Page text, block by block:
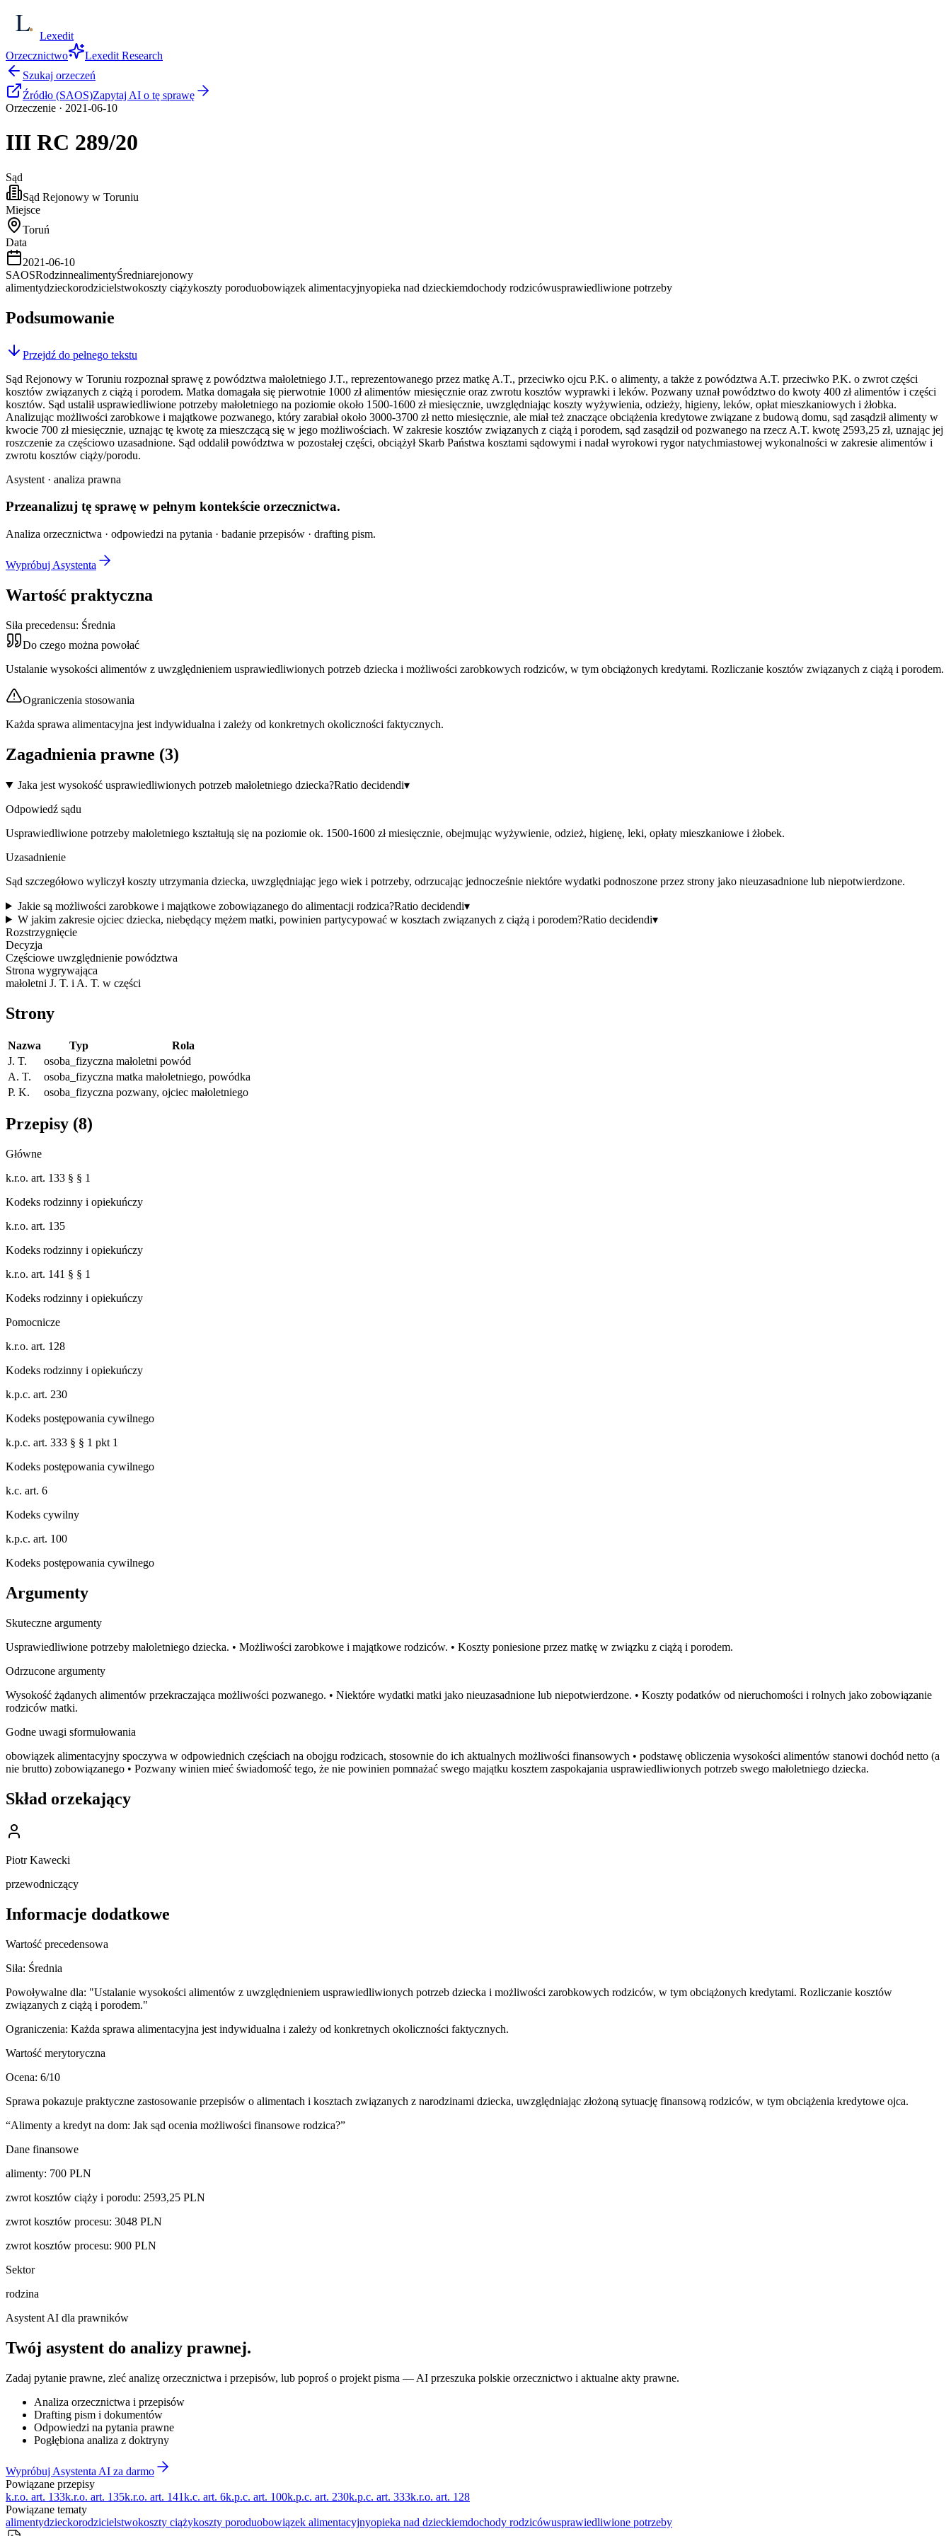
Lexedit
Orzecznictwo
Lexedit Research
Szukaj orzeczeń
Źródło (SAOS)Zapytaj AI o tę sprawę
Orzeczenie · 2021-06-10
III RC 289/20
Sąd
Sąd Rejonowy w Toruniu
Miejsce
Toruń
Data
2021-06-10
SAOSRodzinnealimentyŚredniarejonowy
alimentydzieckorodzicielstwokoszty ciążykoszty poroduobowiązek alimentacyjnyopieka nad dzieckiemdochody rodzicówusprawiedliwione potrzeby
Podsumowanie
Przejdź do pełnego tekstu
Sąd Rejonowy w Toruniu rozpoznał sprawę z powództwa małoletniego J.T., reprezentowanego przez matkę A.T., przeciwko ojcu P.K. o alimenty, a także z powództwa A.T. przeciwko P.K. o zwrot części
kosztów związanych z ciążą i porodem. Matka domagała się pierwotnie 1000 zł alimentów miesięcznie oraz zwrotu kosztów wyprawki i leków. Pozwany uznał powództwo do kwoty 400 zł alimentów i części
kosztów. Sąd ustalił usprawiedliwione potrzeby małoletniego na poziomie około 1500-1600 zł miesięcznie, uwzględniając koszty wyżywienia, odzieży, higieny, leków, opłat mieszkaniowych i żłobka.
Analizując możliwości zarobkowe i majątkowe pozwanego, który zarabiał około 3000-3700 zł netto miesięcznie, ale miał też znaczące obciążenia kredytowe związane z budową domu, sąd zasądził alimenty w
kwocie 700 zł miesięcznie, uznając tę kwotę za mieszczącą się w jego możliwościach. W zakresie kosztów związanych z ciążą i porodem, sąd zasądził od pozwanego na rzecz A.T. kwotę 2593,25 zł, uznając jej
roszczenie za częściowo uzasadnione. Sąd oddalił powództwa w pozostałej części, obciążył Skarb Państwa kosztami sądowymi i nadał wyrokowi rygor natychmiastowej wykonalności w zakresie alimentów i
zwrotu kosztów ciąży/porodu.
Asystent · analiza prawna
Przeanalizuj tę sprawę w pełnym kontekście orzecznictwa.
Analiza orzecznictwa · odpowiedzi na pytania · badanie przepisów · drafting pism.
Wypróbuj Asystenta
Wartość praktyczna
Siła precedensu: Średnia
Do czego można powołać
Ustalanie wysokości alimentów z uwzględnieniem usprawiedliwionych potrzeb dziecka i możliwości zarobkowych rodziców, w tym obciążonych kredytami. Rozliczanie kosztów związanych z ciążą i porodem.
Ograniczenia stosowania
Każda sprawa alimentacyjna jest indywidualna i zależy od konkretnych okoliczności faktycznych.
Zagadnienia prawne (3)
Jaka jest wysokość usprawiedliwionych potrzeb małoletniego dziecka?Ratio decidendi▾
Odpowiedź sądu
Usprawiedliwione potrzeby małoletniego kształtują się na poziomie ok. 1500-1600 zł miesięcznie, obejmując wyżywienie, odzież, higienę, leki, opłaty mieszkaniowe i żłobek.
Uzasadnienie
Sąd szczegółowo wyliczył koszty utrzymania dziecka, uwzględniając jego wiek i potrzeby, odrzucając jednocześnie niektóre wydatki podnoszone przez strony jako nieuzasadnione lub niepotwierdzone.
Jakie są możliwości zarobkowe i majątkowe zobowiązanego do alimentacji rodzica?Ratio decidendi▾
W jakim zakresie ojciec dziecka, niebędący mężem matki, powinien partycypować w kosztach związanych z ciążą i porodem?Ratio decidendi▾
Rozstrzygnięcie
Decyzja
Częściowe uwzględnienie powództwa
Strona wygrywająca
małoletni J. T. i A. T. w części
Strony
Nazwa Typ
Rola
J. T.
osoba_fizyczna małoletni powód
A. T.
osoba_fizyczna matka małoletniego, powódka
P. K.
osoba_fizyczna pozwany, ojciec małoletniego
Przepisy (8)
Główne
k.r.o. art. 133 § § 1
Kodeks rodzinny i opiekuńczy
k.r.o. art. 135
Kodeks rodzinny i opiekuńczy
k.r.o. art. 141 § § 1
Kodeks rodzinny i opiekuńczy
Pomocnicze
k.r.o. art. 128
Kodeks rodzinny i opiekuńczy
k.p.c. art. 230
Kodeks postępowania cywilnego
k.p.c. art. 333 § § 1 pkt 1
Kodeks postępowania cywilnego
k.c. art. 6
Kodeks cywilny
k.p.c. art. 100
Kodeks postępowania cywilnego
Argumenty
Skuteczne argumenty
Usprawiedliwione potrzeby małoletniego dziecka. • Możliwości zarobkowe i majątkowe rodziców. • Koszty poniesione przez matkę w związku z ciążą i porodem.
Odrzucone argumenty
Wysokość żądanych alimentów przekraczająca możliwości pozwanego. • Niektóre wydatki matki jako nieuzasadnione lub niepotwierdzone. • Koszty podatków od nieruchomości i rolnych jako zobowiązanie
rodziców matki.
Godne uwagi sformułowania
obowiązek alimentacyjny spoczywa w odpowiednich częściach na obojgu rodzicach, stosownie do ich aktualnych możliwości finansowych • podstawę obliczenia wysokości alimentów stanowi dochód netto (a
nie brutto) zobowiązanego • Pozwany winien mieć świadomość tego, że nie powinien pomnażać swego majątku kosztem zaspokajania usprawiedliwionych potrzeb swego małoletniego dziecka.
Skład orzekający
Piotr Kawecki
przewodniczący
Informacje dodatkowe
Wartość precedensowa
Siła: Średnia
Powoływalne dla: "Ustalanie wysokości alimentów z uwzględnieniem usprawiedliwionych potrzeb dziecka i możliwości zarobkowych rodziców, w tym obciążonych kredytami. Rozliczanie kosztów
związanych z ciążą i porodem."
Ograniczenia: Każda sprawa alimentacyjna jest indywidualna i zależy od konkretnych okoliczności faktycznych.
Wartość merytoryczna
Ocena: 6/10
Sprawa pokazuje praktyczne zastosowanie przepisów o alimentach i kosztach związanych z narodzinami dziecka, uwzględniając złożoną sytuację finansową rodziców, w tym obciążenia kredytowe ojca.
“Alimenty a kredyt na dom: Jak sąd ocenia możliwości finansowe rodzica?”
Dane finansowe
alimenty: 700 PLN
zwrot kosztów ciąży i porodu: 2593,25 PLN
zwrot kosztów procesu: 3048 PLN
zwrot kosztów procesu: 900 PLN
Sektor
rodzina
Asystent AI dla prawników
Twój asystent do analizy prawnej.
Zadaj pytanie prawne, zleć analizę orzecznictwa i przepisów, lub poproś o projekt pisma — AI przeszuka polskie orzecznictwo i aktualne akty prawne.
Analiza orzecznictwa i przepisów
Drafting pism i dokumentów
Odpowiedzi na pytania prawne
Pogłębiona analiza z doktryny
Wypróbuj Asystenta AI za darmo
Powiązane przepisy
k.r.o. art. 133k.r.o. art. 135k.r.o. art. 141k.c. art. 6k.p.c. art. 100k.p.c. art. 230k.p.c. art. 333k.r.o. art. 128
Powiązane tematy
alimentydzieckorodzicielstwokoszty ciążykoszty poroduobowiązek alimentacyjnyopieka nad dzieckiemdochody rodzicówusprawiedliwione potrzeby